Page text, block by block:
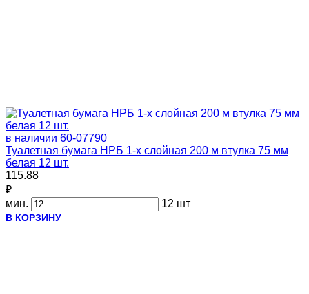
в наличии 60-07790
Туалетная бумага НРБ 1-х слойная 200 м втулка 75 мм
белая 12 шт.
115.88
₽
мин.
12 шт
В КОРЗИНУ